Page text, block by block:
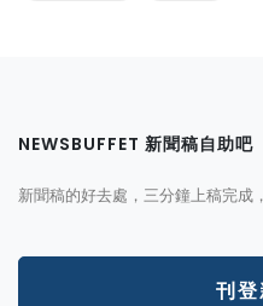
NEWSBUFFET 新聞稿自助吧
新聞稿的好去處，三分鐘上稿完成
刊